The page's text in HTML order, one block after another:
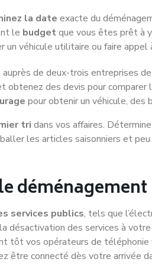
la date exacte du
le budgetque vous êtes prêt à
un véhicule utilitaire ou faire
auprès de deux-trois entreprises
obtenez des devis pour
pour obtenir un véhicule, des
tri dans vos affaires.
les articles saisonniers et
déménagement
services publics, tels que
désactivation des services à
tôt vos opérateurs de téléphonie
être connecté dès votre arrivée